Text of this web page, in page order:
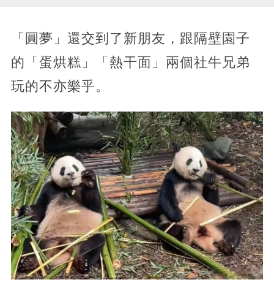
「圓夢」還交到了新朋友，跟隔壁園子
的「蛋烘糕」「熱干面」兩個社牛兄弟
玩的不亦樂乎。